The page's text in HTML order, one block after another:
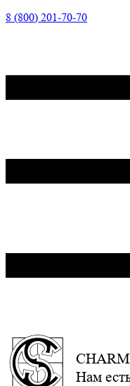
8 (800) 201-70-70
Нам